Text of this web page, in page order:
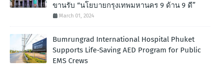
ขานรับ “นโยบายกรุงเทพมหานคร 9 ด้าน 9 ดี”
March 01, 2024
Bumrungrad International Hospital Phuket
Supports Life-Saving AED Program for Public
EMS Crews